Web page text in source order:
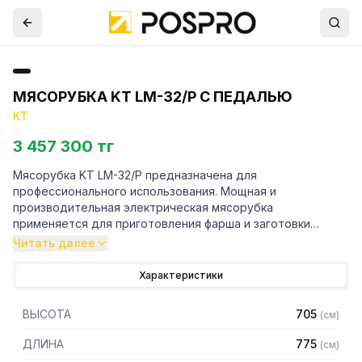
МЯСОРУБКА KT LM-32/P С ПЕДАЛЬЮ
KT
3 457 300 тг
Мясорубка KT LM-32/P предназначена для
профессионального использования. Мощная и
производительная электрическая мясорубка
применяется для приготовления фарша и заготовки
полуфабрикатов в мясных, рыбных цехах, на
Благодаря использованию высококачественных
требуют технического обслуживания. Каждая деталь
тщательно продумана.
Читать далее
Характеристики
ВЫСОТА 705 (см)
ДЛИНА 775 (см)